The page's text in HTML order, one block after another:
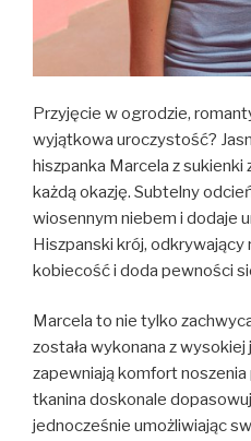
Przyjęcie w ogrodzie,
wyjątkowa uroczystość?
hiszpanka Marcela z
każdą okazję. Subtelny
wiosennym niebem i dodaje
Hiszpanski krój, odkrywający
kobiecość i doda pewności
Marcela to nie tylko
została wykonana z
zapewniają komfort noszenia
tkanina doskonale
jednocześnie umożliwiając